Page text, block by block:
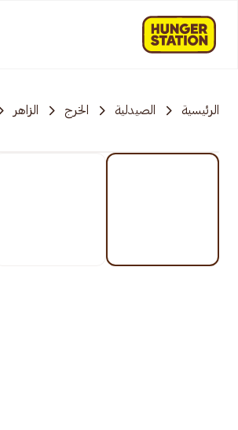
الرئيسية الصيدلية الخرج الزاهر